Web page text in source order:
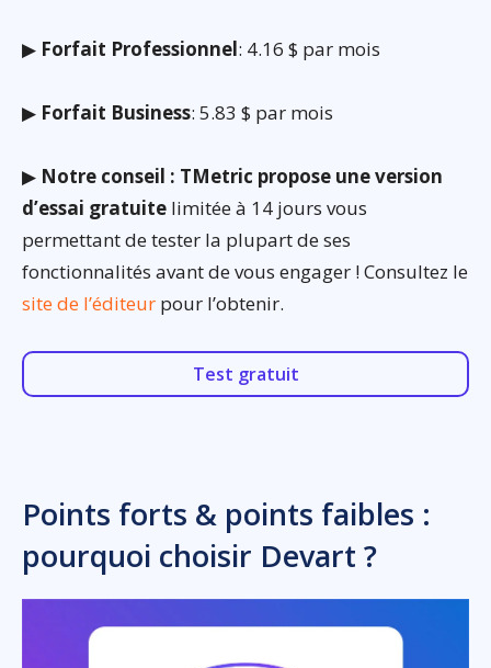
▶ Forfait Professionnel: 4.16 $ par mois
▶ Forfait Business: 5.83 $ par mois
▶ Notre conseil : TMetric propose une version
d’essai gratuite limitée à 14 jours vous
permettant de tester la plupart de ses
fonctionnalités avant de vous engager ! Consultez le
site de l’éditeur pour l’obtenir.
Test gratuit
Points forts & points faibles :
pourquoi choisir Devart ?